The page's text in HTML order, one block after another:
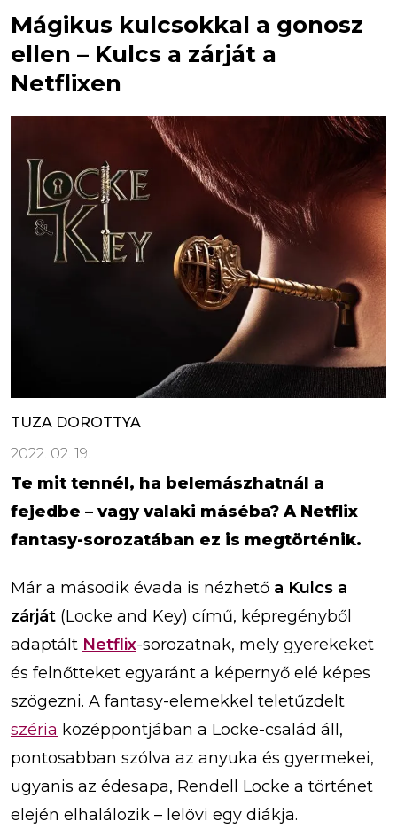
Mágikus kulcsokkal a gonosz
ellen – Kulcs a zárját a
Netflixen
TUZA DOROTTYA
2022. 02. 19.
Te mit tennél, ha belemászhatnál a
fejedbe – vagy valaki máséba? A Netflix
fantasy-sorozatában ez is megtörténik.
Már a második évada is nézhető a Kulcs a
zárját (Locke and Key) című, képregényből
adaptált Netflix-sorozatnak, mely gyerekeket
és felnőtteket egyaránt a képernyő elé képes
szögezni. A fantasy-elemekkel teletűzdelt
széria középpontjában a Locke-család áll,
pontosabban szólva az anyuka és gyermekei,
ugyanis az édesapa, Rendell Locke a történet
elején elhalálozik – lelövi egy diákja.